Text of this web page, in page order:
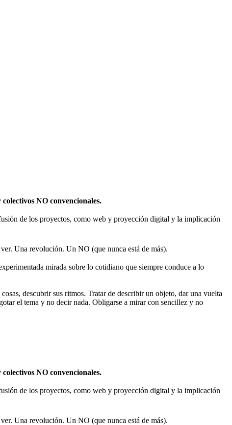
NO convencionales.
de los proyectos, como web y proyección digital y la implicación
Una revolución. Un NO (que nunca está de más).
mirada sobre lo cotidiano que siempre conduce a lo
descubrir sus ritmos. Tratar de describir un objeto, dar una vuelta
el tema y no decir nada. Obligarse a mirar con sencillez y no
NO convencionales.
de los proyectos, como web y proyección digital y la implicación
Una revolución. Un NO (que nunca está de más).